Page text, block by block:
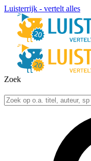
Luisterrijk - vertelt alles
Zoek